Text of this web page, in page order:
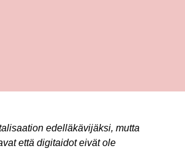
edelläkävijäksi, mutta
että digitaidot eivät ole